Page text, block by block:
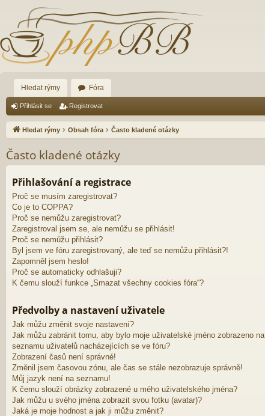
Hledat rýmy Fóra
Přihlásit se Registrovat
Hledat rýmy Obsah fóra Často kladené otázky
Často kladené otázky
Přihlašování a registrace
Proč se musím zaregistrovat?
Co je to COPPA?
Proč se nemůžu zaregistrovat?
Zaregistroval jsem se, ale nemůžu se přihlásit!
Proč se nemůžu přihlásit?
Byl jsem ve fóru zaregistrovaný, ale teď se nemůžu přihlásit?!
Zapomněl jsem heslo!
Proč se automaticky odhlašuji?
K čemu slouží funkce „Smazat všechny cookies fóra“?
Předvolby a nastavení uživatele
Jak můžu změnit svoje nastavení?
Jak můžu zabránit tomu, aby bylo moje uživatelské jméno zobrazeno na
seznamu uživatelů nacházejících se ve fóru?
Zobrazení časů není správné!
Změnil jsem časovou zónu, ale čas se stále nezobrazuje správně!
Můj jazyk není na seznamu!
K čemu slouží obrázky zobrazené u mého uživatelského jména?
Jak můžu u svého jména zobrazit svou fotku (avatar)?
Jaká je moje hodnost a jak ji můžu změnit?